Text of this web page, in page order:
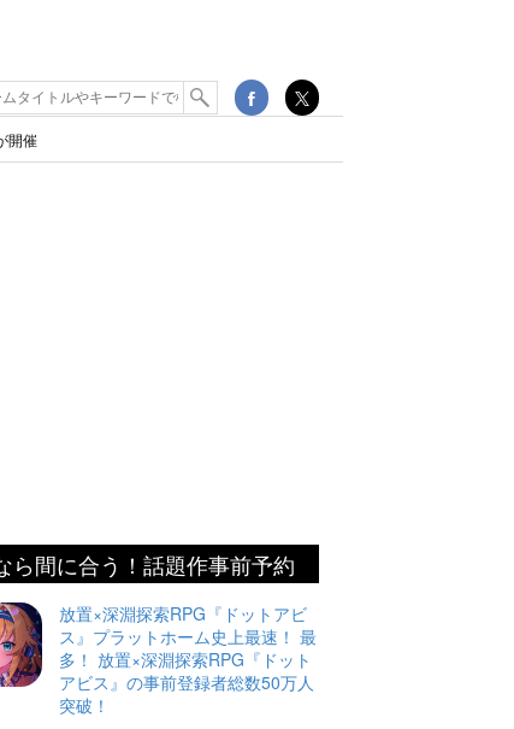
開催
ら間に合う！話題作事前予約
放置×深淵探索RPG『ドットアビ
ス』プラットホーム史上最速！ 最
多！ 放置×深淵探索RPG『ドット
アビス』の事前登録者総数50万人
突破！